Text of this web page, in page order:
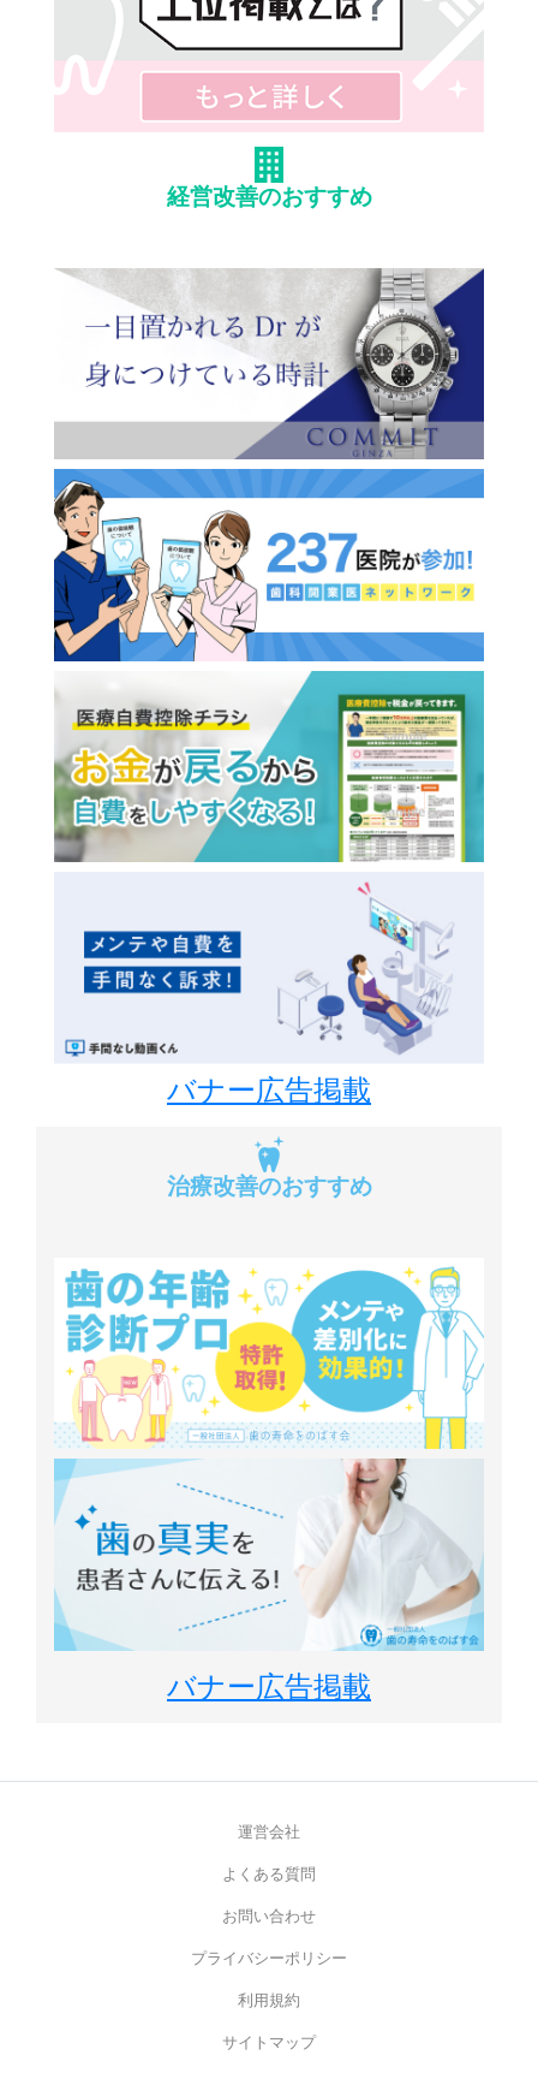
経営改善のおすすめ
バナー広告掲載
治療改善のおすすめ
バナー広告掲載
運営会社
よくある質問
お問い合わせ
プライバシーポリシー
利用規約
サイトマップ